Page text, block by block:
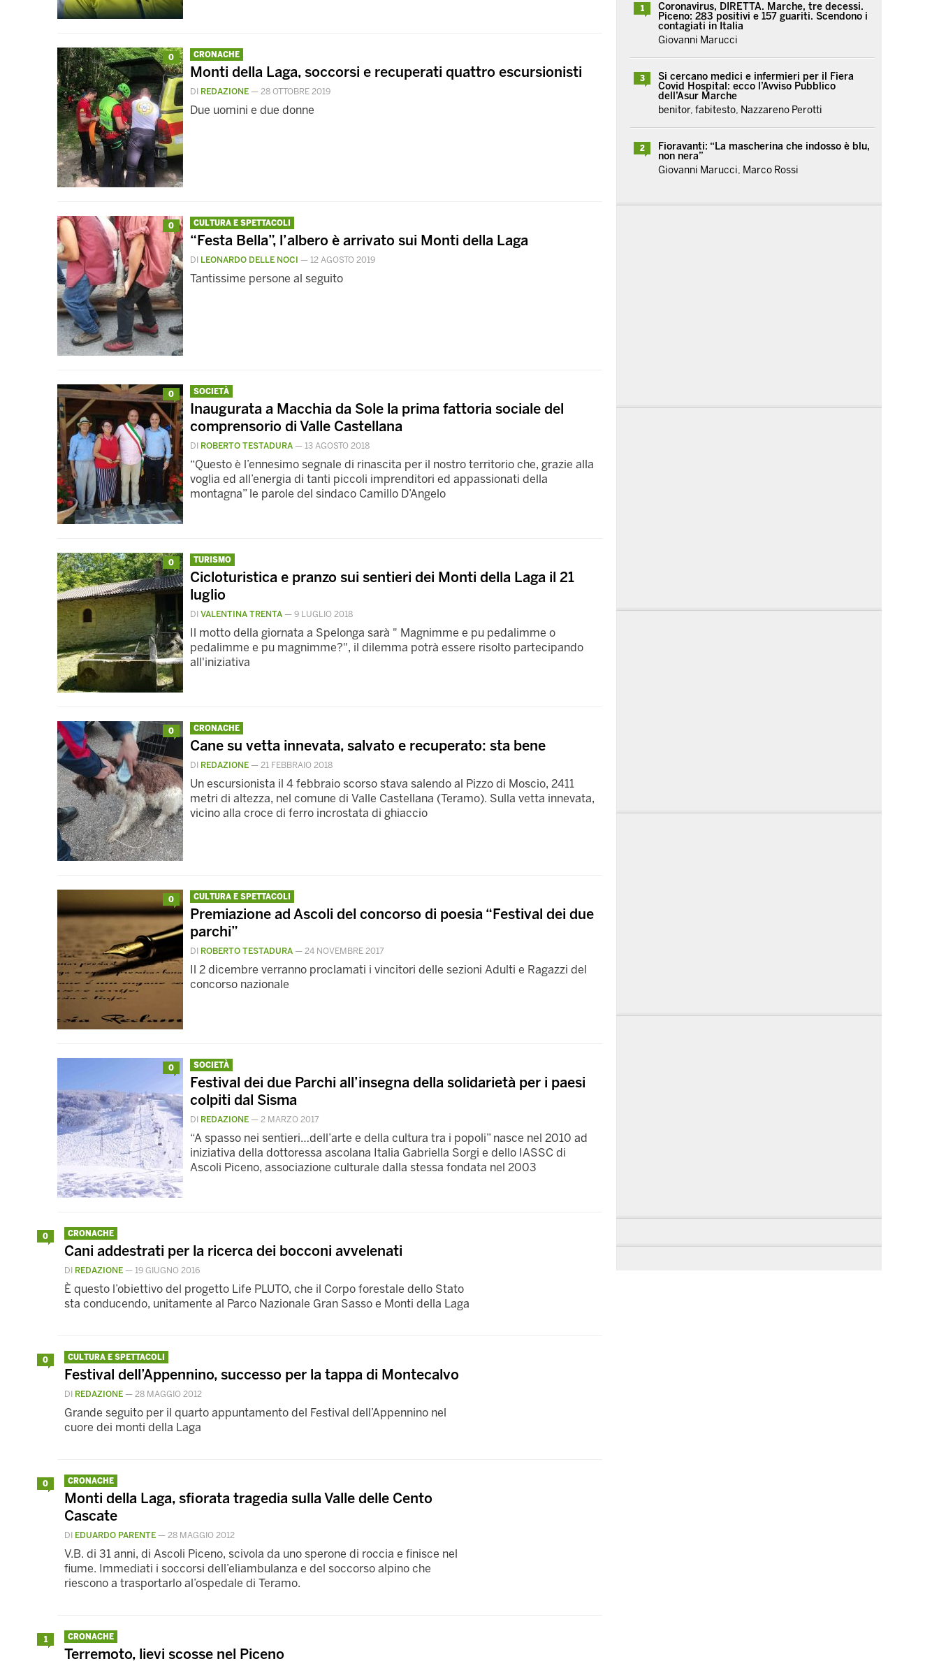
0 CRONACHE
Monti della Laga, soccorsi e recuperati quattro escursionisti
DI REDAZIONE — 28 OTTOBRE 2019
Due uomini e due donne
0 CULTURA E SPETTACOLI
“Festa Bella”, l’albero è arrivato sui Monti della Laga
DI LEONARDO DELLE NOCI — 12 AGOSTO 2019
Tantissime persone al seguito
0 SOCIETÀ
Inaugurata a Macchia da Sole la prima fattoria sociale del
comprensorio di Valle Castellana
DI ROBERTO TESTADURA — 13 AGOSTO 2018
“Questo è l’ennesimo segnale di rinascita per il nostro territorio che, grazie alla
voglia ed all’energia di tanti piccoli imprenditori ed appassionati della
montagna” le parole del sindaco Camillo D’Angelo
0 TURISMO
Cicloturistica e pranzo sui sentieri dei Monti della Laga il 21
luglio
DI VALENTINA TRENTA — 9 LUGLIO 2018
Il motto della giornata a Spelonga sarà " Magnimme e pu pedalimme o
pedalimme e pu magnimme?", il dilemma potrà essere risolto partecipando
all'iniziativa
0 CRONACHE
Cane su vetta innevata, salvato e recuperato: sta bene
DI REDAZIONE — 21 FEBBRAIO 2018
Un escursionista il 4 febbraio scorso stava salendo al Pizzo di Moscio, 2411
metri di altezza, nel comune di Valle Castellana (Teramo). Sulla vetta innevata,
vicino alla croce di ferro incrostata di ghiaccio
0 CULTURA E SPETTACOLI
Premiazione ad Ascoli del concorso di poesia “Festival dei due
parchi”
DI ROBERTO TESTADURA — 24 NOVEMBRE 2017
Il 2 dicembre verranno proclamati i vincitori delle sezioni Adulti e Ragazzi del
concorso nazionale
0 SOCIETÀ
Festival dei due Parchi all’insegna della solidarietà per i paesi
colpiti dal Sisma
DI REDAZIONE — 2 MARZO 2017
“A spasso nei sentieri…dell’arte e della cultura tra i popoli” nasce nel 2010 ad
iniziativa della dottoressa ascolana Italia Gabriella Sorgi e dello IASSC di
Ascoli Piceno, associazione culturale dalla stessa fondata nel 2003
0 CRONACHE
Cani addestrati per la ricerca dei bocconi avvelenati
DI REDAZIONE — 19 GIUGNO 2016
È questo l’obiettivo del progetto Life PLUTO, che il Corpo forestale dello Stato
sta conducendo, unitamente al Parco Nazionale Gran Sasso e Monti della Laga
0 CULTURA E SPETTACOLI
Festival dell’Appennino, successo per la tappa di Montecalvo
DI REDAZIONE — 28 MAGGIO 2012
Grande seguito per il quarto appuntamento del Festival dell’Appennino nel
cuore dei monti della Laga
0 CRONACHE
Monti della Laga, sfiorata tragedia sulla Valle delle Cento
Cascate
DI EDUARDO PARENTE — 28 MAGGIO 2012
V.B. di 31 anni, di Ascoli Piceno, scivola da uno sperone di roccia e finisce nel
fiume. Immediati i soccorsi dell’eliambulanza e del soccorso alpino che
riescono a trasportarlo al’ospedale di Teramo.
1 CRONACHE
Terremoto, lievi scosse nel Piceno
1
Coronavirus, DIRETTA. Marche, tre decessi.
Piceno: 283 positivi e 157 guariti. Scendono i
contagiati in Italia
Giovanni Marucci
3
Si cercano medici e infermieri per il Fiera
Covid Hospital: ecco l’Avviso Pubblico
dell’Asur Marche
benitor, fabitesto, Nazzareno Perotti
2
Fioravanti: “La mascherina che indosso è blu,
non nera”
Giovanni Marucci, Marco Rossi